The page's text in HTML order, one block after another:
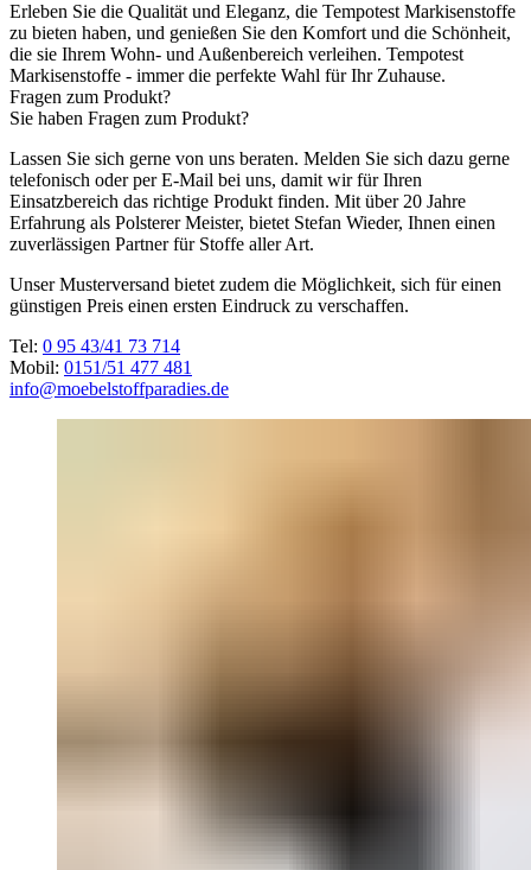
Erleben Sie die Qualität und Eleganz, die Tempotest Markisenstoffe
zu bieten haben, und genießen Sie den Komfort und die Schönheit,
die sie Ihrem Wohn- und Außenbereich verleihen. Tempotest
Markisenstoffe - immer die perfekte Wahl für Ihr Zuhause.
Fragen zum Produkt?
Sie haben Fragen zum Produkt?
Lassen Sie sich gerne von uns beraten. Melden Sie sich dazu gerne
telefonisch oder per E-Mail bei uns, damit wir für Ihren
Einsatzbereich das richtige Produkt finden. Mit über 20 Jahre
Erfahrung als Polsterer Meister, bietet Stefan Wieder, Ihnen einen
zuverlässigen Partner für Stoffe aller Art.
Unser Musterversand bietet zudem die Möglichkeit, sich für einen
günstigen Preis einen ersten Eindruck zu verschaffen.
Tel: 0 95 43/41 73 714
Mobil: 0151/51 477 481
info@moebelstoffparadies.de